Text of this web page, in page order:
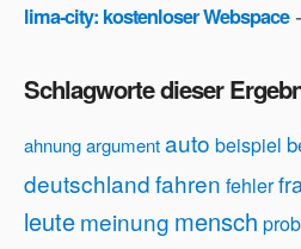
lima-city: kostenloser Webspace
Schlagworte dieser
ahnungargumentauto beispiel
deutschlandfahren fehler
leutemeinung mensch